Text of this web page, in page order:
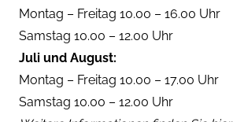
Montag – Freitag 10.00 – 16.00 Uhr
Samstag 10.00 – 12.00 Uhr
Juli und August:
Montag – Freitag 10.00 – 17.00 Uhr
Samstag 10.00 – 12.00 Uhr